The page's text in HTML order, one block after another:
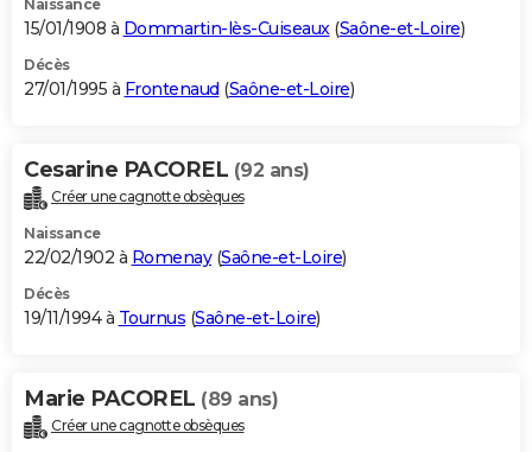
Naissance
15/01/1908 à Dommartin-lès-Cuiseaux(Saône-et-Loire)
Décès
27/01/1995 à Frontenaud (Saône-et-Loire)
Cesarine PACOREL (92 ans)
Créer une cagnotte obsèques
Naissance
22/02/1902 à Romenay(Saône-et-Loire)
Décès
19/11/1994 à Tournus (Saône-et-Loire)
Marie PACOREL (89 ans)
Créer une cagnotte obsèques